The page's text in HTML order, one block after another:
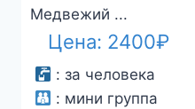
Медвежий ...
Цена: 2400₽
: за человека
: мини группа